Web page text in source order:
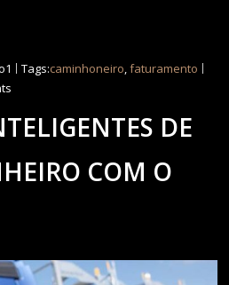
Tags:caminhoneiro,faturamento
DE
COM O